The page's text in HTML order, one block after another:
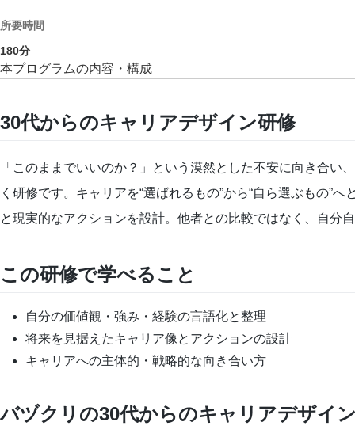
所要時間
180分
本プログラムの内容・構成
30代からのキャリアデザイン研修
「このままでいいのか？」という漠然とした不安に向き合
く研修です。キャリアを“選ばれるもの”から“自ら選ぶもの”
と現実的なアクションを設計。他者との比較ではなく、自分
この研修で学べること
自分の価値観・強み・経験の言語化と整理
将来を見据えたキャリア像とアクションの設計
キャリアへの主体的・戦略的な向き合い方
バヅクリの30代からのキャリアデザイ